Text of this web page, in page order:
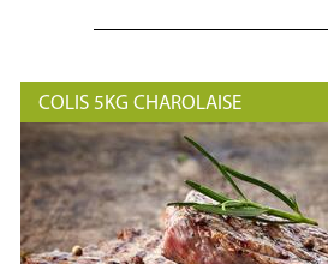
COLIS 5KG CHAROLAISE